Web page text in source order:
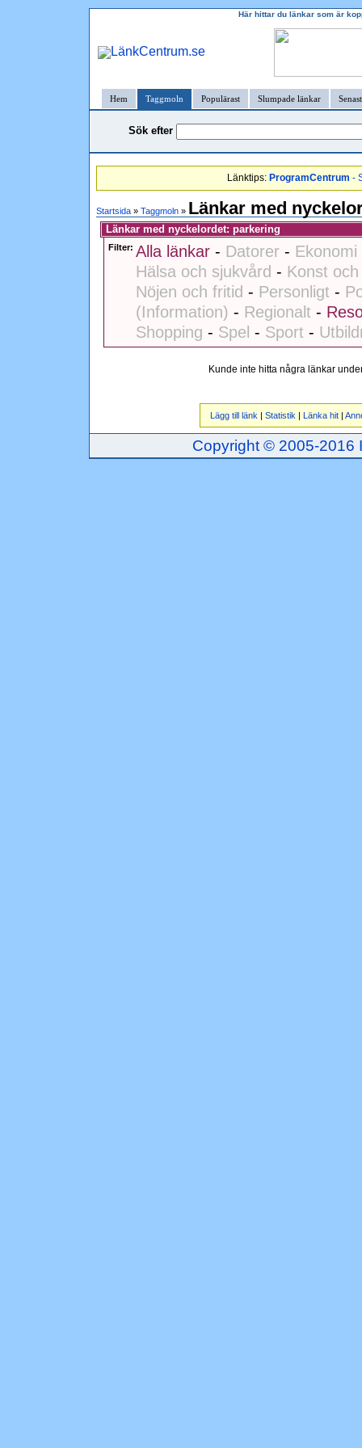
Här hittar du länkar som är
Hem Taggmoln Populärast Slumpade länkar
Sök efter
Länktips: ProgramCentrum -
Startsida » Taggmoln » Länkar med
Länkar med nyckelordet: parkering
Filter: Alla länkar - Datorer -
Hälsa och sjukvård - Konst
Nöjen och fritid - Personligt -
(Information) - Regionalt -
Shopping - Spel - Sport -
Kunde inte hitta några länkar
Lägg till länk | Statistik | Länka hit|
Copyright © 2005-2016